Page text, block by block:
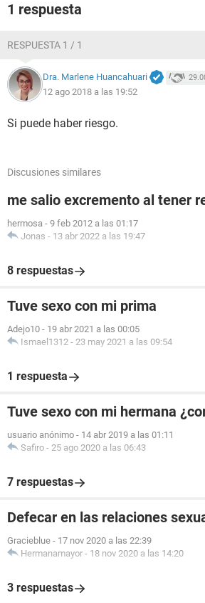
1 respuesta
RESPUESTA 1 / 1
Dra. Marlene Huancahuari
12 ago 2018 a las 19:52
Si puede haber riesgo.
Discusiones similares
me salio excremento al tener
hermosa - 9 feb 2012 a las 01:17
Jonas - 13 abr 2022 a las 19:47
8 respuestas
Tuve sexo con mi prima
Adejo10 - 19 abr 2021 a las 00:05
Ismael1312 - 23 may 2021 a las 09:54
1 respuesta
Tuve sexo con mi hermana
usuario anónimo - 14 abr 2019 a las 01:11
Safiro - 25 ago 2020 a las 06:43
7 respuestas
Defecar en las relaciones
Gracieblue - 17 nov 2020 a las 22:39
Hermanamayor - 18 nov 2020 a las 14:20
3 respuestas